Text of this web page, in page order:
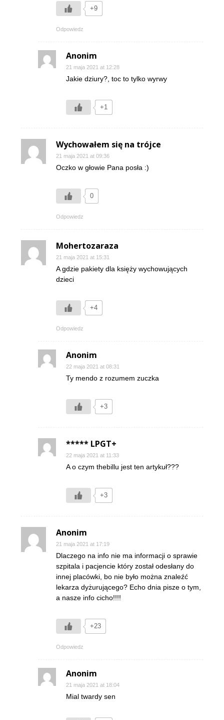
+9
Odpowiedz
Anonim
21 maja 2021 at 12:28
Jakie dziury?, toc to tylko wyrwy
+1
Wychowałem się na trójce
21 maja 2021 at 09:36
Oczko w głowie Pana posła :)
0
Odpowiedz
Mohertozaraza
21 maja 2021 at 15:31
A gdzie pakiety dla księży wychowujących
dzieci
+4
Odpowiedz
Anonim
22 maja 2021 at 08:31
Ty mendo z rozumem zuczka
+3
***** LPGT+
22 maja 2021 at 11:33
A o czym thebillu jest ten artykuł???
+3
Anonim
21 maja 2021 at 17:19
Dlaczego na info nie ma informacji o sprawie
szpitala i pacjencie który został odesłany do
innej placówki, bo nie było można znaleźć
lekarza dyżurującego? Echo dnia pisze o tym,
a nasze info cicho!!!!
+23
Odpowiedz
Anonim
21 maja 2021 at 18:04
Mial twardy sen